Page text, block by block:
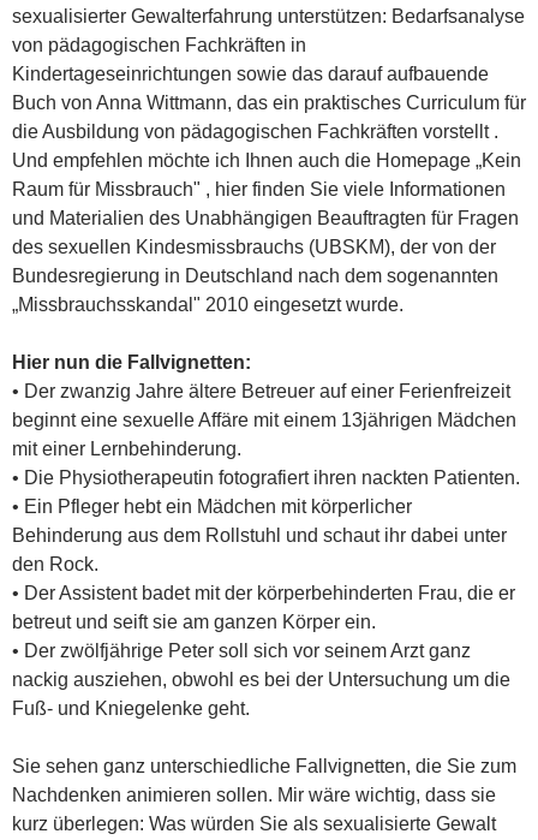
sexualisierter Gewalterfahrung unterstützen: Bedarfsanalyse
von pädagogischen Fachkräften in
Kindertageseinrichtungen sowie das darauf aufbauende
Buch von Anna Wittmann, das ein praktisches Curriculum für
die Ausbildung von pädagogischen Fachkräften vorstellt .
Und empfehlen möchte ich Ihnen auch die Homepage „Kein
Raum für Missbrauch" , hier finden Sie viele Informationen
und Materialien des Unabhängigen Beauftragten für Fragen
des sexuellen Kindesmissbrauchs (UBSKM), der von der
Bundesregierung in Deutschland nach dem sogenannten
„Missbrauchsskandal" 2010 eingesetzt wurde.
Hier nun die Fallvignetten:
• Der zwanzig Jahre ältere Betreuer auf einer Ferienfreizeit
beginnt eine sexuelle Affäre mit einem 13jährigen Mädchen
mit einer Lernbehinderung.
• Die Physiotherapeutin fotografiert ihren nackten Patienten.
• Ein Pfleger hebt ein Mädchen mit körperlicher
Behinderung aus dem Rollstuhl und schaut ihr dabei unter
den Rock.
• Der Assistent badet mit der körperbehinderten Frau, die er
betreut und seift sie am ganzen Körper ein.
• Der zwölfjährige Peter soll sich vor seinem Arzt ganz
nackig ausziehen, obwohl es bei der Untersuchung um die
Fuß- und Kniegelenke geht.
Sie sehen ganz unterschiedliche Fallvignetten, die Sie zum
Nachdenken animieren sollen. Mir wäre wichtig, dass sie
kurz überlegen: Was würden Sie als sexualisierte Gewalt